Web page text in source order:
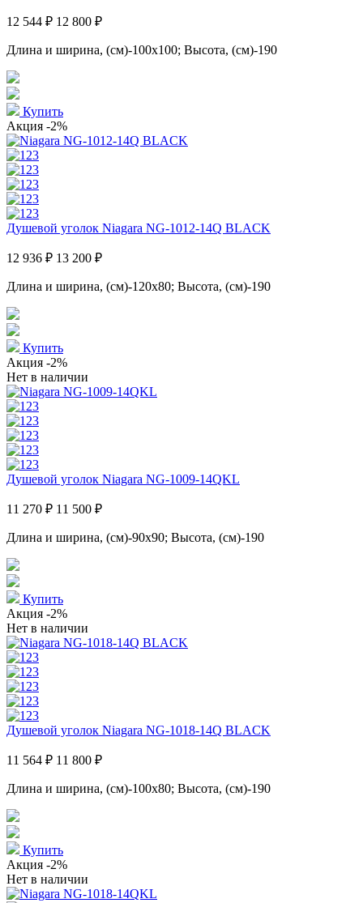
12 544 ₽ 12 800 ₽
Длина и ширина, (см)-100x100; Высота, (см)-190
Купить
Акция -2%
Душевой уголок Niagara NG-1012-14Q BLACK
12 936 ₽ 13 200 ₽
Длина и ширина, (см)-120x80; Высота, (см)-190
Купить
Акция -2%
Нет в наличии
Душевой уголок Niagara NG-1009-14QKL
11 270 ₽ 11 500 ₽
Длина и ширина, (см)-90x90; Высота, (см)-190
Купить
Акция -2%
Нет в наличии
Душевой уголок Niagara NG-1018-14Q BLACK
11 564 ₽ 11 800 ₽
Длина и ширина, (см)-100x80; Высота, (см)-190
Купить
Акция -2%
Нет в наличии